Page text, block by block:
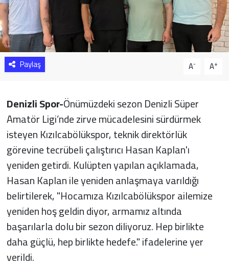
Paylaş A- A+
Denizli Spor-Önümüzdeki sezon Denizli Süper
Amatör Ligi’nde zirve mücadelesini sürdürmek
isteyen Kızılcabölükspor, teknik direktörlük
görevine tecrübeli çalıştırıcı Hasan Kaplan'ı
yeniden getirdi. Kulüpten yapılan açıklamada,
Hasan Kaplan ile yeniden anlaşmaya varıldığı
belirtilerek, "Hocamıza Kızılcabölükspor ailemize
yeniden hoş geldin diyor, armamız altında
başarılarla dolu bir sezon diliyoruz. Hep birlikte
daha güçlü, hep birlikte hedefe." ifadelerine yer
verildi.
Resmi İlan
Resmi Reklam